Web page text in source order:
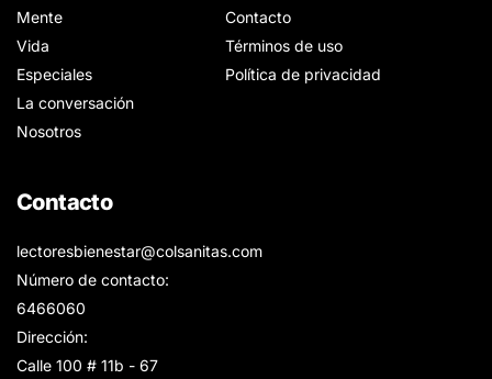
Mente
Vida
Especiales
La conversación
Nosotros
Contacto
Términos de uso
Política de privacidad
Contacto
lectoresbienestar@colsanitas.com
Número de contacto:
6466060
Dirección:
Calle 100 # 11b - 67